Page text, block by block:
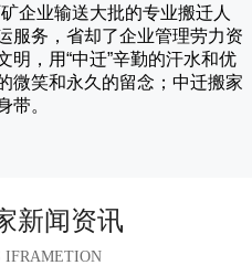
企业输送大批的专业搬迁人
服务，省却了企业管理劳力资
明，用“中迁”辛勤的汗水和优
微笑和永久的留念； 中迁搬家
带。
新闻资讯
IFRAMETION